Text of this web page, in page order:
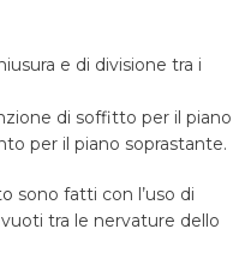
e di divisione tra i
di soffitto per il piano
per il piano soprastante.
sono fatti con l’uso di
tra le nervature dello